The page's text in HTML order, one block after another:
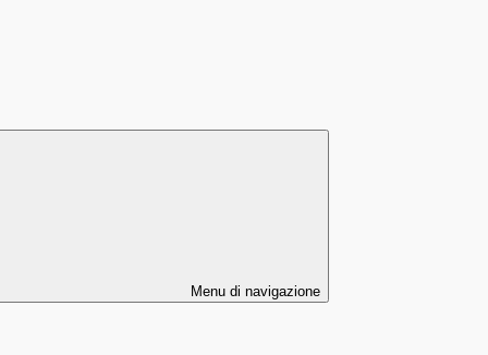
Menu di navigazione